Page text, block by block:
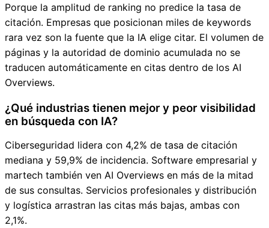
Porque la amplitud de ranking no predice la tasa de
citación. Empresas que posicionan miles de keywords
rara vez son la fuente que la IA elige citar. El volumen de
páginas y la autoridad de dominio acumulada no se
traducen automáticamente en citas dentro de los AI
Overviews.
¿Qué industrias tienen mejor y peor visibilidad
en búsqueda con IA?
Ciberseguridad lidera con 4,2% de tasa de citación
mediana y 59,9% de incidencia. Software empresarial y
martech también ven AI Overviews en más de la mitad
de sus consultas. Servicios profesionales y distribución
y logística arrastran las citas más bajas, ambas con
2,1%.